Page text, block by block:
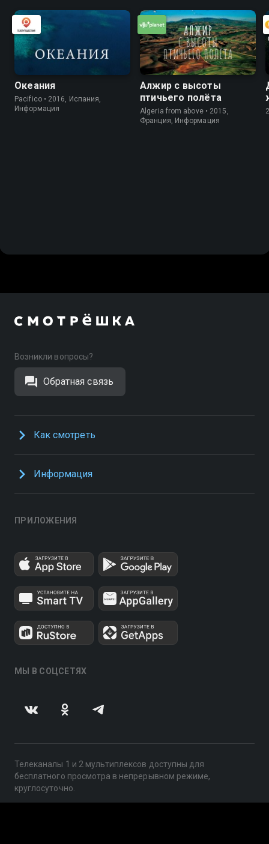
Океания
Pacifico • 2016, Испания,
Информация
Алжир с высоты
птичьего полёта
Algeria from above • 2015,
Франция, Информация
Возникли вопросы?
Обратная связь
Как смотреть
Информация
ПРИЛОЖЕНИЯ
МЫ В СОЦСЕТЯХ
Телеканалы 1 и 2 мультиплексов доступны для
бесплатного просмотра в непрерывном режиме,
круглосуточно.